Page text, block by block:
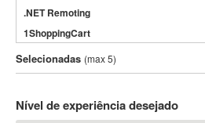
.NET Remoting
1ShoppingCart
3DS Max
3GSM
802.11
Selecionadas (max 5)
Nível de experiência desejado